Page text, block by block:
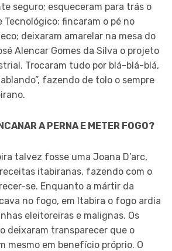
seguro; esqueceram para trás o
Tecnológico; fincaram o pé no
deixaram amarelar na mesa do
Alencar Gomes da Silva o projeto
Trocaram tudo por blá-blá-blá,
fazendo de tolo o sempre
A PERNA E METER FOGO?
talvez fosse uma Joana D’arc,
itabiranas, fazendo com o
se. Enquanto a mártir da
no fogo, em Itabira o fogo ardia
eleitoreiras e malignas. Os
deixaram transparecer que o
mesmo em benefício próprio. O